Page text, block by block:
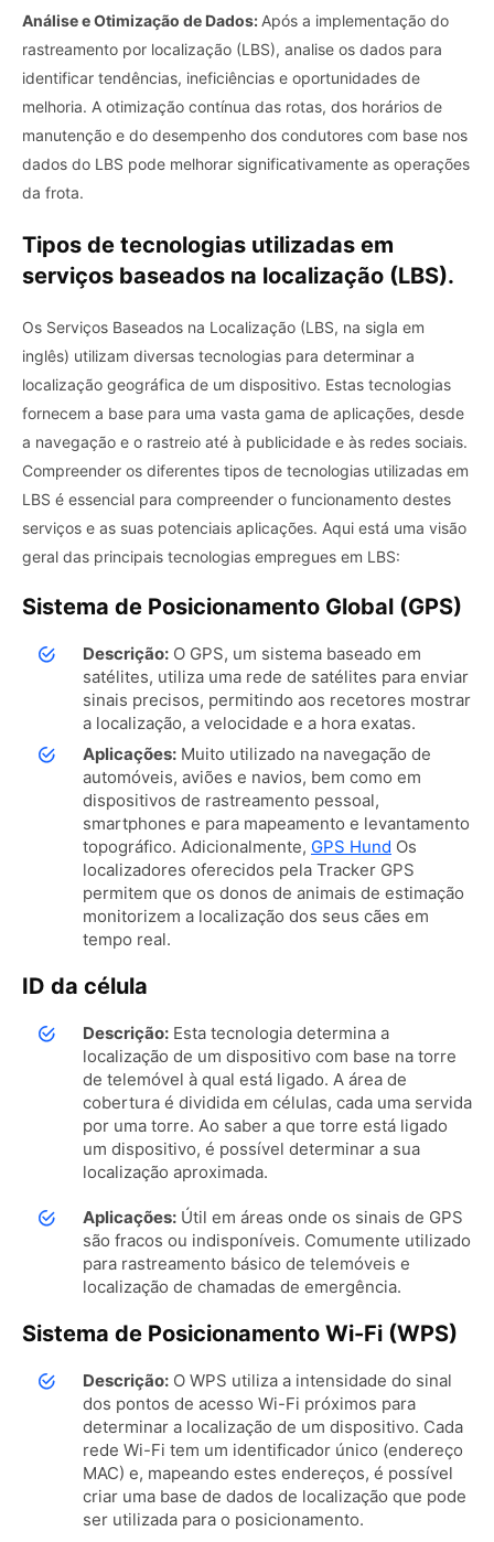
Análise e Otimização de Dados: Após a implementação do
rastreamento por localização (LBS), analise os dados para
identificar tendências, ineficiências e oportunidades de
melhoria. A otimização contínua das rotas, dos horários de
manutenção e do desempenho dos condutores com base nos
dados do LBS pode melhorar significativamente as operações
da frota.
Tipos de tecnologias utilizadas em
serviços baseados na localização (LBS).
Os Serviços Baseados na Localização (LBS, na sigla em
inglês) utilizam diversas tecnologias para determinar a
localização geográfica de um dispositivo. Estas tecnologias
fornecem a base para uma vasta gama de aplicações, desde
a navegação e o rastreio até à publicidade e às redes sociais.
Compreender os diferentes tipos de tecnologias utilizadas em
LBS é essencial para compreender o funcionamento destes
serviços e as suas potenciais aplicações. Aqui está uma visão
geral das principais tecnologias empregues em LBS:
Sistema de Posicionamento Global (GPS)
Descrição: O GPS, um sistema baseado em
satélites, utiliza uma rede de satélites para enviar
sinais precisos, permitindo aos recetores mostrar
a localização, a velocidade e a hora exatas.
Aplicações: Muito utilizado na navegação de
automóveis, aviões e navios, bem como em
dispositivos de rastreamento pessoal,
smartphones e para mapeamento e levantamento
topográfico. Adicionalmente, GPS Hund Os
localizadores oferecidos pela Tracker GPS
permitem que os donos de animais de estimação
monitorizem a localização dos seus cães em
tempo real.
ID da célula
Descrição: Esta tecnologia determina a
localização de um dispositivo com base na torre
de telemóvel à qual está ligado. A área de
cobertura é dividida em células, cada uma servida
por uma torre. Ao saber a que torre está ligado
um dispositivo, é possível determinar a sua
localização aproximada.
Aplicações: Útil em áreas onde os sinais de GPS
são fracos ou indisponíveis. Comumente utilizado
para rastreamento básico de telemóveis e
localização de chamadas de emergência.
Sistema de Posicionamento Wi-Fi (WPS)
Descrição: O WPS utiliza a intensidade do sinal
dos pontos de acesso Wi-Fi próximos para
determinar a localização de um dispositivo. Cada
rede Wi-Fi tem um identificador único (endereço
MAC) e, mapeando estes endereços, é possível
criar uma base de dados de localização que pode
ser utilizada para o posicionamento.